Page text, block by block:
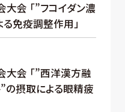
会 「”フコイダン濃
免疫調整作用」
大会 「”西洋漢方融
”の摂取による眼精疲